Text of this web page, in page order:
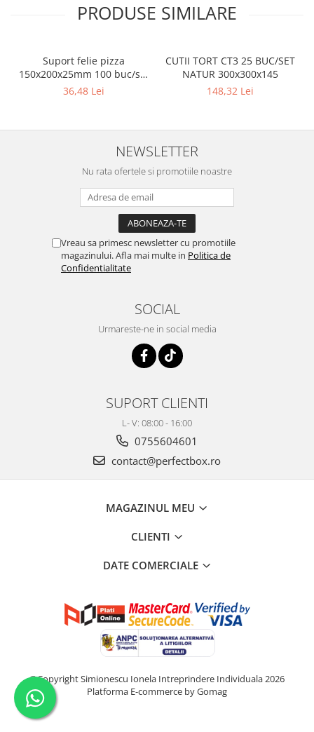
PRODUSE SIMILARE
Suport felie pizza
150x200x25mm 100 buc/set
Natur
36,48 Lei
CUTII TORT CT3 25 BUC/SET
NATUR 300x300x145
148,32 Lei
NEWSLETTER
Nu rata ofertele si promotiile noastre
Vreau sa primesc newsletter cu promotiile
magazinului. Afla mai multe in Politica de
Confidentialitate
SOCIAL
Urmareste-ne in social media
SUPORT CLIENTI
L- V: 08:00 - 16:00
0755604601
contact@perfectbox.ro
MAGAZINUL MEU
CLIENTI
DATE COMERCIALE
©Copyright Simionescu Ionela Intreprindere Individuala 2026
Platforma E-commerce by Gomag